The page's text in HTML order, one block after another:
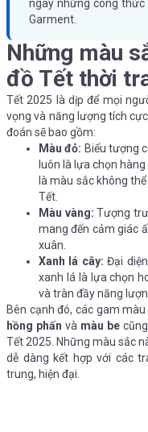
ngay những công thức
Garment.
Những màu
đồ Tết thời
Tết 2025 là dịp để mọi
vọng và năng lượng tích
đoán sẽ bao gồm:
Màu đỏ: Biểu tượng
luôn là lựa chọn
là màu sắc không
Tết.
Màu vàng: Tượng
mang đến cảm giác
xuân.
Xanh lá cây: Đại
xanh lá là lựa chọn
và tràn đầy năng
Bên cạnh đó, các gam
hồng phấn và màu be
Tết 2025. Những màu sắc
dễ dàng kết hợp với các
trung, hiện đại.